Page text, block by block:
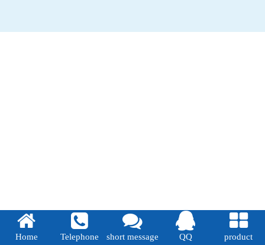
Home Telephone short message QQ product